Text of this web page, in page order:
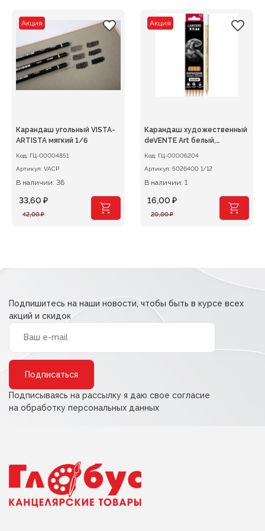
42,00 ₽.
42,00 ₽.
Акция
Карандаш угольный VISTA-
ARTISTA мягкий 1/6
Код: ГЦ-00004851
Артикул: VACP
В наличии: 36
42,00₽
Первоначальная
33,60 ₽
Текущая
Акция
Карандаш художественный
deVENTE Art белый,
трехгранный
Код: ГЦ-00006204
Артикул:
5026400 1/12
В наличии: 1
20,00₽
Первоначальная
16,00 ₽
Текущая
Подпишитесь на наши новости, чтобы быть в курсе всех
акций и скидок
Подписываясь на рассылку я даю свое согласие
на обработку персональных данных